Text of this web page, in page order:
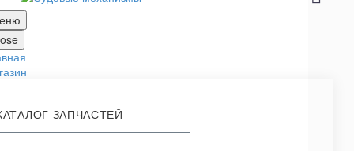
ЗАПЧАСТЕЙ